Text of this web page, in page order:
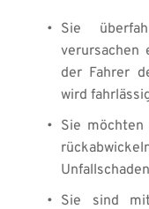
Sie
verursachen
der Fahrer
wird
Sie möchten
Sie sind